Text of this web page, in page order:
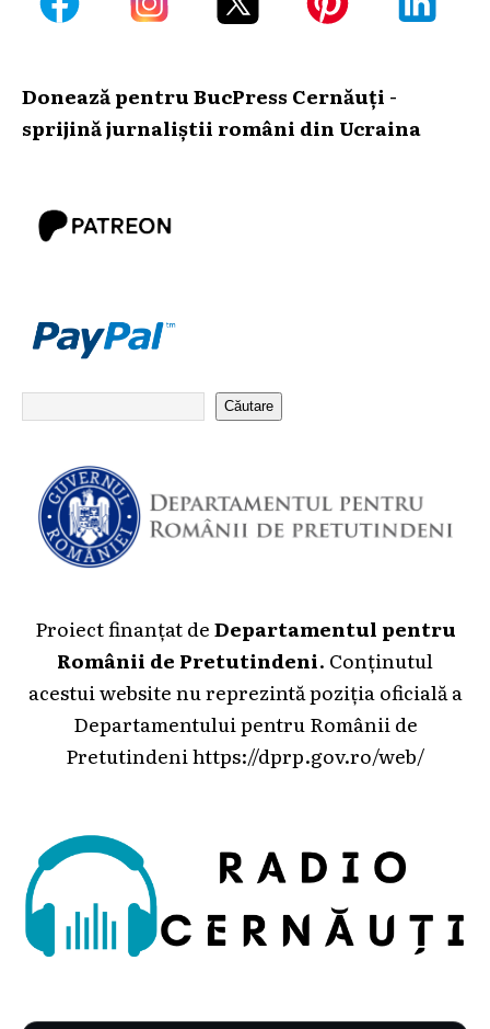
Donează pentru BucPress Cernăuți -
sprijină jurnaliștii români din Ucraina
Căutare
Proiect finanțat deDepartamentul pentru
Românii de Pretutindeni. Conținutul
acestui website nu reprezintă poziția oficială a
Departamentului pentru Românii de
Pretutindeni https://dprp.gov.ro/web/